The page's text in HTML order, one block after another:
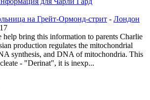
на Грейт-Ормонд-стрит - Лондон
help bring this information to parents Charlie
production regulates the mitochondrial
synthesis, and DNA of mitochondria. This
- "Derinat", it is inexp...